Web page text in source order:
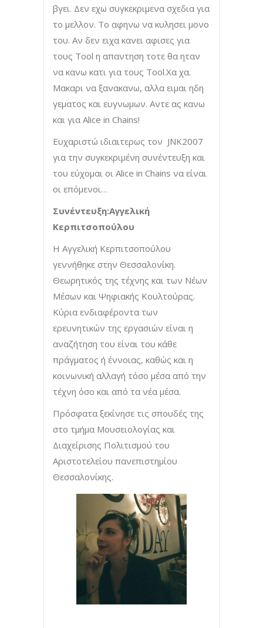
βγει. Δεν εχω συγκεκριμενα σχεδια για
το μελλον. Το αφηνω να κυλησει μονο
του. Αν δεν ειχα κανει αφισες για
τους Tool η απαντηση τοτε θα ηταν
να κανω κατι για τους Τοοl.Χα χα.
Μακαρι να ξανακανω, αλλα ειμαι ηδη
γεματος και ευγνωμων. Αντε ας κανω
και για Alice in Chains!
Ευχαριστώ ιδιαιτερως τον JNK2007
για την συγκεκριμένη συνέντευξη και
του εύχομαι οι Alice in Chains να είναι
οι επόμενοι…
Συνέντευξη:Αγγελική
Κερπιτσοπούλου
Η Αγγελική Κερπιτσοπούλου
γεννήθηκε στην Θεσσαλονίκη.
Θεωρητικός της τέχνης και των Νέων
Μέσων και Ψηφιακής Κουλτούρας.
Κύρια ενδιαφέροντα των
ερευνητικών της εργασιών είναι η
αναζήτηση του είναι του κάθε
πράγματος ή έννοιας, καθώς και η
κοινωνική αλλαγή τόσο μέσα από την
τέχνη όσο και από τα νέα μέσα.
Πρόσφατα ξεκίνησε τις σπουδές της
στο τμήμα Μουσειολογίας και
Διαχείρισης Πολιτισμού του
Αριστοτελείου πανεπιστημίου
Θεσσαλονίκης.